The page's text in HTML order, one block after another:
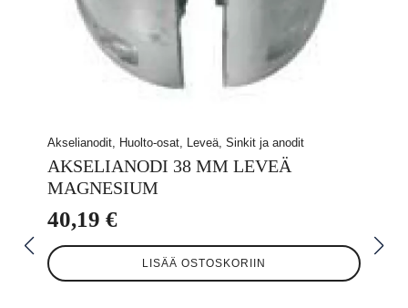
Akselianodit, Huolto-osat, Leveä, Sinkit ja anodit
AKSELIANODI 38 MM LEVEÄ
MAGNESIUM
40,19 €
LISÄÄ OSTOSKORIIN